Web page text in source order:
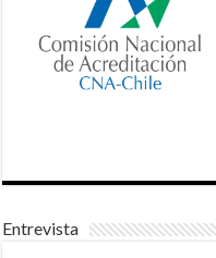
Entrevista